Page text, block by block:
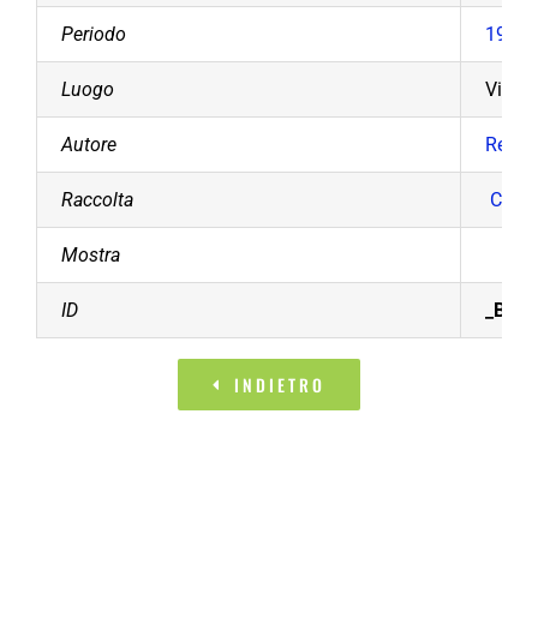
Periodo 1990
Luogo Villa
Autore
Raccolta
Mostra
ID
INDIETRO